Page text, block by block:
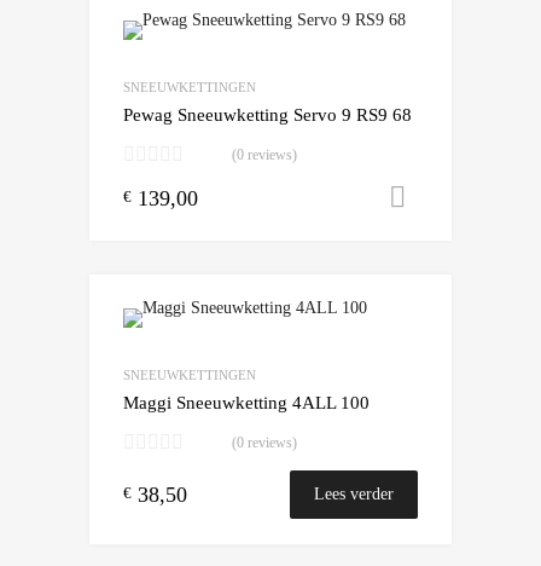
SNEEUWKETTINGEN
Pewag Sneeuwketting Servo 9 RS9 68
(0 reviews)
€ 139,00
SNEEUWKETTINGEN
Maggi Sneeuwketting 4ALL 100
(0 reviews)
€ 38,50 Lees verder